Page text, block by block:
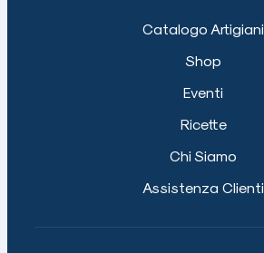
Catalogo Artigiani
Shop
Eventi
Ricette
Chi Siamo
Assistenza Clienti